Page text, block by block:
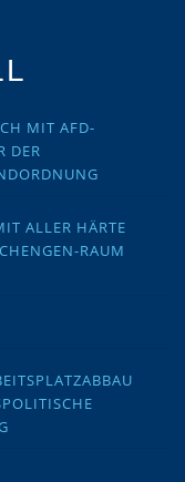
MIT AFD-
DER
ALLER HÄRTE
RAUM